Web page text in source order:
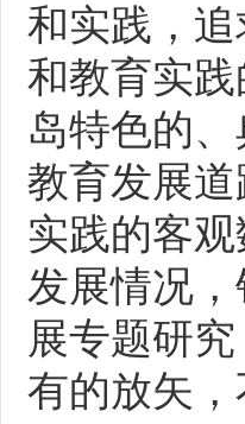
和实践，
和教育实
岛特色的
教育发展
实践的客
发展情况
展专题研
有的放矢